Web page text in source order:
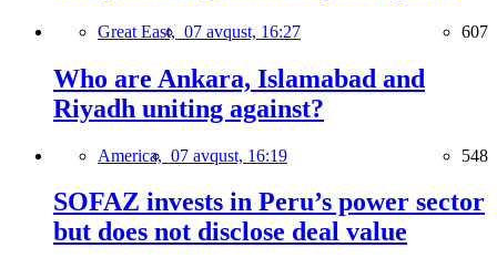
Great East, 07 avqust, 16:27 607
Who are Ankara, Islamabad and
Riyadh uniting against?
America, 07 avqust, 16:19 548
SOFAZ invests in Peru’s power sector
but does not disclose deal value